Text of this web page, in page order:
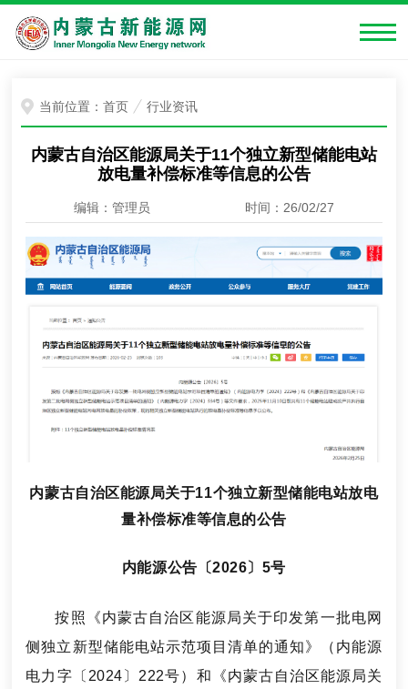
当前位置：首页 行业资讯
内蒙古自治区能源局关于11个独立新型储能电站
放电量补偿标准等信息的公告
编辑：管理员 时间：26/02/27
内蒙古自治区能源局关于11个独立新型储能电站放电
量补偿标准等信息的公告
内能源公告〔2026〕5号
按照《内蒙古自治区能源局关于印发第一批电网
侧独立新型储能电站示范项目清单的通知》（内能源
电力字〔2024〕222号）和《内蒙古自治区能源局关